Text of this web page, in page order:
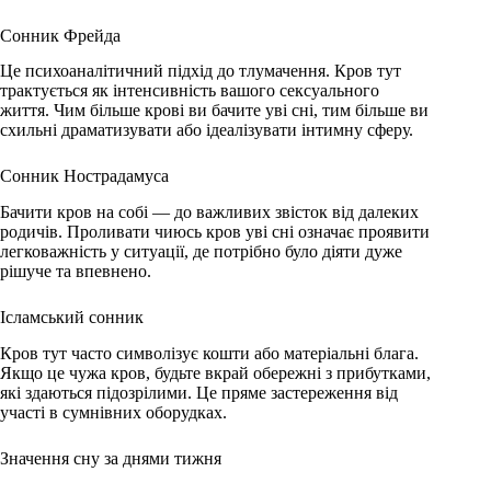
Сонник Фрейда
Це психоаналітичний підхід до тлумачення. Кров тут
трактується як інтенсивність вашого сексуального
життя. Чим більше крові ви бачите уві сні, тим більше ви
схильні драматизувати або ідеалізувати інтимну сферу.
Сонник Нострадамуса
Бачити кров на собі — до важливих звісток від далеких
родичів. Проливати чиюсь кров уві сні означає проявити
легковажність у ситуації, де потрібно було діяти дуже
рішуче та впевнено.
Ісламський сонник
Кров тут часто символізує кошти або матеріальні блага.
Якщо це чужа кров, будьте вкрай обережні з прибутками,
які здаються підозрілими. Це пряме застереження від
участі в сумнівних оборудках.
Значення сну за днями тижня